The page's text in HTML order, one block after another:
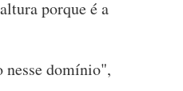
porque é a
nesse domínio",